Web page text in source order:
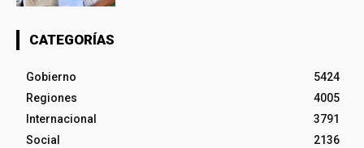
CATEGORÍAS
Gobierno
5424
Regiones
4005
Internacional
3791
Social
2136